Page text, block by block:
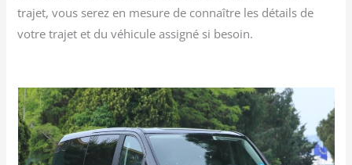
trajet, vous serez en mesure de connaître les détails de
votre trajet et du véhicule assigné si besoin.